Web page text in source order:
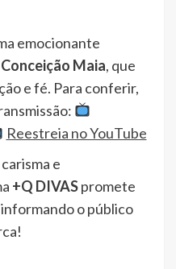
emocionante
Maia, que
e fé. Para conferir,
Reestreia no YouTube
e
+Q DIVASpromete
o público